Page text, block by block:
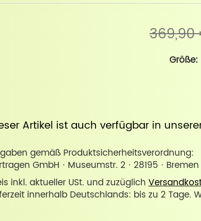
Größe:
Artikel ist auch verfügbar in
gemäß Produktsicherheitsverordnung:
GmbH · Museumstr. 2 · 28195 ·
inkl. aktueller USt. und zuzüglich
innerhalb Deutschlands: bis zu 2 Tage.